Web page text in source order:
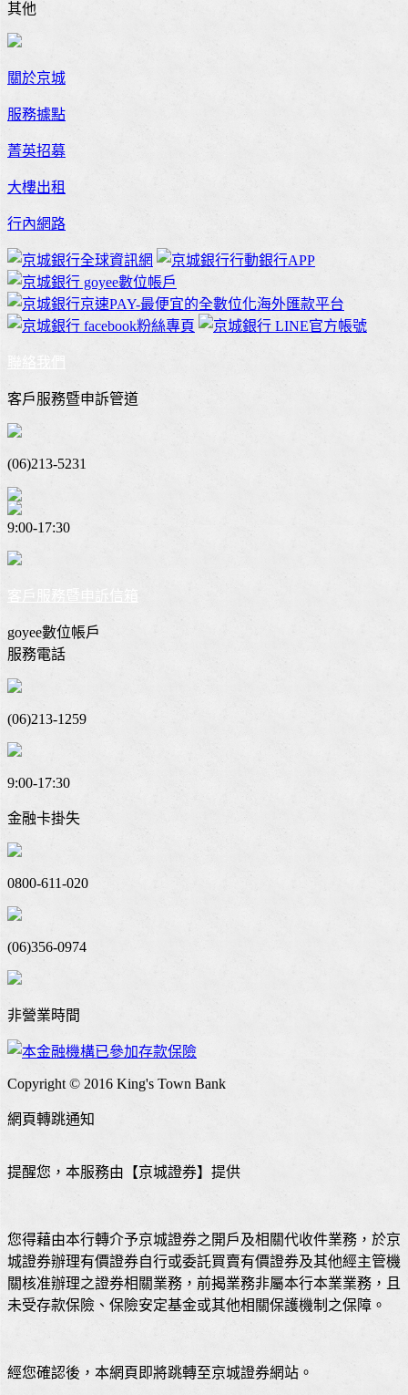
其他
關於京城
服務據點
菁英招募
大樓出租
行內網路
聯絡我們
客戶服務暨申訴管道
(06)213-5231
9:00-17:30
客戶服務暨申訴信箱
goyee數位帳戶
服務電話
(06)213-1259
9:00-17:30
金融卡掛失
0800-611-020
(06)356-0974
非營業時間
Copyright © 2016 King's Town Bank
網頁轉跳通知
提醒您，本服務由【京城證券】提供
您得藉由本行轉介予京城證券之開戶及相關代收件業務，於京
城證券辦理有價證券自行或委託買賣有價證券及其他經主管機
關核准辦理之證券相關業務，前揭業務非屬本行本業業務，且
未受存款保險、保險安定基金或其他相關保護機制之保障。
經您確認後，本網頁即將跳轉至京城證券網站。